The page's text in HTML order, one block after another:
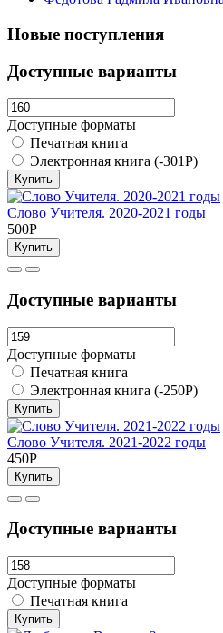
Новые поступления
Доступные варианты
Доступные форматы
Печатная книга
Электронная книга (-301Р)
Купить
Слово Учителя. 2020-2021 годы
500Р
Купить
Доступные варианты
Доступные форматы
Печатная книга
Электронная книга (-250Р)
Купить
Слово Учителя. 2021-2022 годы
450Р
Купить
Доступные варианты
Доступные форматы
Печатная книга
Купить